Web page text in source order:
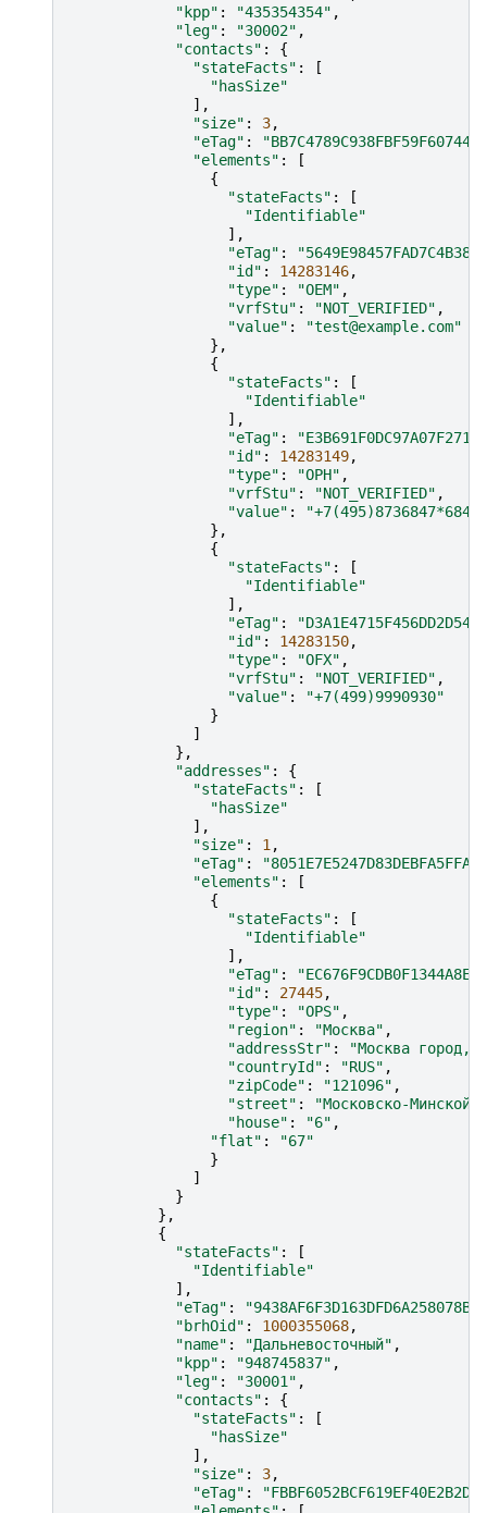
"kpp" : "435354354" ,
"leg" : "30002" ,
"contacts" :
{
"stateFacts" :
[
"hasSize"
],
"size" : 3,
"eTag" :
"elements" :
[
{
"stateFacts" :
[
"Identifiable"
],
"eTag" :
"id" : 14283146,
"type" : "OEM" ,
"vrfStu" : "NOT_VERIFIED" ,
"value" :
"test@example.com"
},
{
"stateFacts" :
[
"Identifiable"
],
"eTag" :
"id" : 14283149,
"type" : "OPH" ,
"vrfStu" : "NOT_VERIFIED" ,
"value" :
},
{
"stateFacts" :
[
"Identifiable"
],
"eTag" :
"id" : 14283150,
"type" : "OFX" ,
"vrfStu" : "NOT_VERIFIED" ,
"value" :
"+7(499)9990930"
}
]
},
"addresses" :
{
"stateFacts" :
[
"hasSize"
],
"size" : 1 ,
"eTag" :
"elements" :
[
{
"stateFacts" :
[
"Identifiable"
],
"eTag" :
"id" : 27445,
"type" : "OPS" ,
"region" : "Москва" ,
"addressStr" :
"Москва город,
"countryId" : "RUS" ,
"zipCode" : "121096" ,
"street" :
"Московско-Минской
"house" : "6" ,
"flat" :
"67"
}
]
}
},
{
"stateFacts" :
[
"Identifiable"
],
"eTag" :
"brhOid" : 1000355068,
"name" : "Дальневосточный" ,
"kpp" : "948745837" ,
"leg" : "30001" ,
"contacts" :
{
"stateFacts" :
[
"hasSize"
],
"size" : 3,
"eTag" :